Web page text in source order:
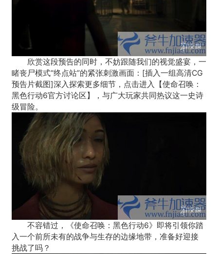
欣赏这段预告的同时，不妨跟随我们的视觉盛宴，一
睹丧尸模式“终点站”的紧张刺激画面：[插入一组高清CG
预告片截图]深入探索更多细节，点击进入【使命召唤：
黑色行动6官方讨论区】，与广大玩家共同热议这一史诗
级冒险。
不容错过，《使命召唤：黑色行动6》即将引领你踏
入一个前所未有的战争与生存的边缘地带，准备好迎接
挑战了吗？